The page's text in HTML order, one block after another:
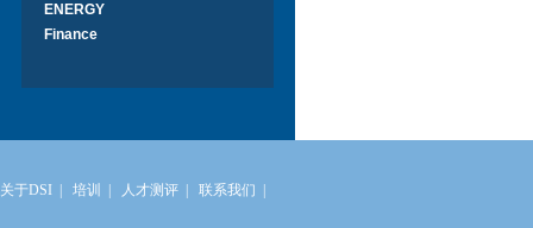
ENERGY
Finance
关于DSI 培训 人才测评 联系我们